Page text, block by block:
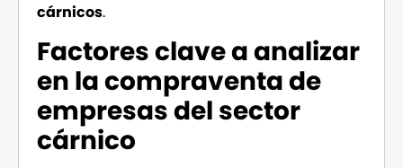
cárnicos.
Factores clave a analizar
en la compraventa de
empresas del sector
cárnico